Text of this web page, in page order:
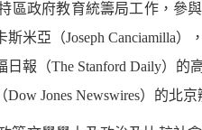
區政府教育統籌局工作，參
米亞（Joseph Canciamilla
報（The Stanford Daily）的
Jones Newswires）的北京